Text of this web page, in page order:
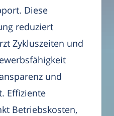
Diese
reduziert
Zykluszeiten und
und
Effiziente
Betriebskosten,